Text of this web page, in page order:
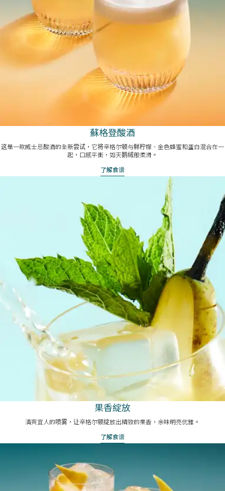
蘇格登酸酒
这是一款威士忌酸酒的全新尝试，它将辛格尔顿与鲜柠檬、金色蜂蜜和蛋白混合在一
起，口感平衡，如天鹅绒般柔滑。
了解食谱
果香綻放
清爽宜人的喷雾，让辛格尔顿绽放出精致的果香，余味明亮优雅。
了解食谱